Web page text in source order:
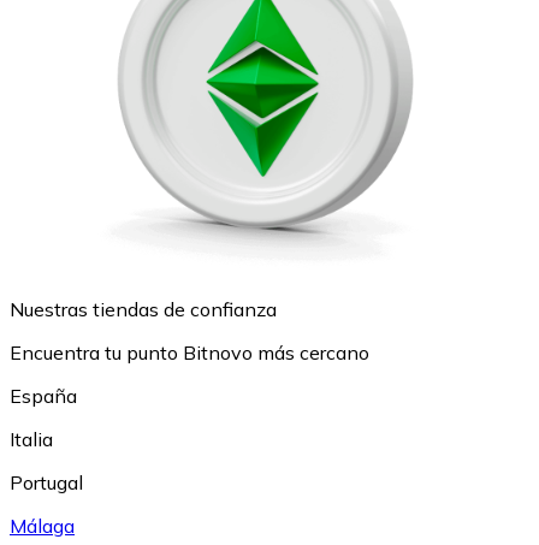
Nuestras tiendas de confianza
Encuentra tu punto Bitnovo más cercano
España
Italia
Portugal
Málaga